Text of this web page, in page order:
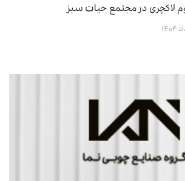
لاکچری در مجتمع حیات سبز